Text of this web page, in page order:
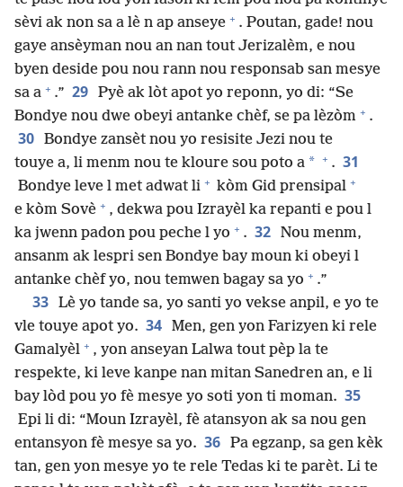
sèvi ak non sa a lè n ap anseye + . Poutan, gade! nou
gaye ansèyman nou an nan tout Jerizalèm, e nou
byen deside pou nou rann nou responsab san mesye
sa a + .” 29 Pyè ak lòt apot yo reponn, yo di: “Se
Bondye nou dwe obeyi antanke chèf, se pa lèzòm + .
30 Bondye zansèt nou yo resisite Jezi nou te
touye a, li menm nou te kloure sou poto a * + . 31
Bondye leve l met adwat li + kòm Gid prensipal +
e kòm Sovè + , dekwa pou Izrayèl ka repanti e pou l
ka jwenn padon pou peche l yo + . 32 Nou menm,
ansanm ak lespri sen Bondye bay moun ki obeyi l
antanke chèf yo, nou temwen bagay sa yo + .”
33 Lè yo tande sa, yo santi yo vekse anpil, e yo te
vle touye apot yo. 34 Men, gen yon Farizyen ki rele
Gamalyèl + , yon anseyan Lalwa tout pèp la te
respekte, ki leve kanpe nan mitan Sanedren an, e li
bay lòd pou yo fè mesye yo soti yon ti moman. 35
Epi li di: “Moun Izrayèl, fè atansyon ak sa nou gen
entansyon fè mesye sa yo. 36 Pa egzanp, sa gen kèk
tan, gen yon mesye yo te rele Tedas ki te parèt. Li te